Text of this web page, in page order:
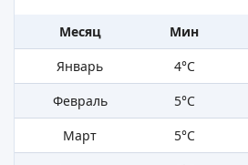
Месяц Мин
Январь
4°C
Февраль
5°C
Март
5°C